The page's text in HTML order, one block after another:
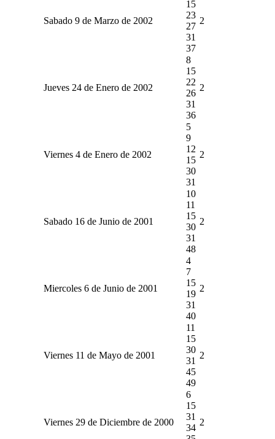
Sabado 9 de Marzo de 2002
15
23
27
31
37
2
Jueves 24 de Enero de 2002
8
15
22
26
31
36
2
Viernes 4 de Enero de 2002
5
9
12
15
30
31
2
Sabado 16 de Junio de 2001
10
11
15
30
31
48
2
Miercoles 6 de Junio de 2001
4
7
15
19
31
40
2
Viernes 11 de Mayo de 2001
11
15
30
31
45
49
2
Viernes 29 de Diciembre de 2000
6
15
31
34
2